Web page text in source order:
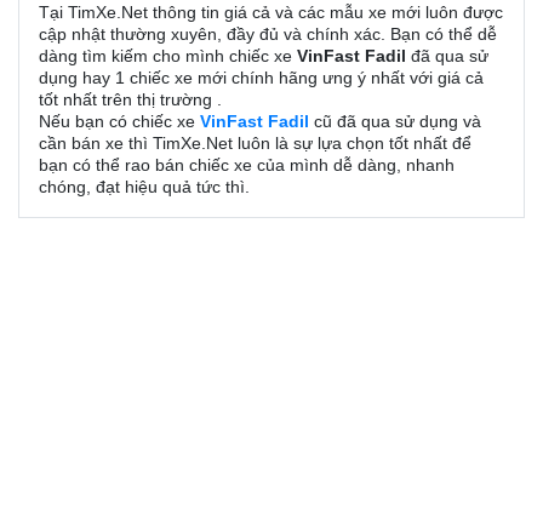
Tại TimXe.Net thông tin giá cả và các mẫu xe mới luôn được
cập nhật thường xuyên, đầy đủ và chính xác. Bạn có thể dễ
dàng tìm kiếm cho mình chiếc xe VinFast Fadil đã qua sử
dụng hay 1 chiếc xe mới chính hãng ưng ý nhất với giá cả
tốt nhất trên thị trường .
Nếu bạn có chiếc xe VinFast Fadil cũ đã qua sử dụng và
cần bán xe thì TimXe.Net luôn là sự lựa chọn tốt nhất để
bạn có thể rao bán chiếc xe của mình dễ dàng, nhanh
chóng, đạt hiệu quả tức thì.